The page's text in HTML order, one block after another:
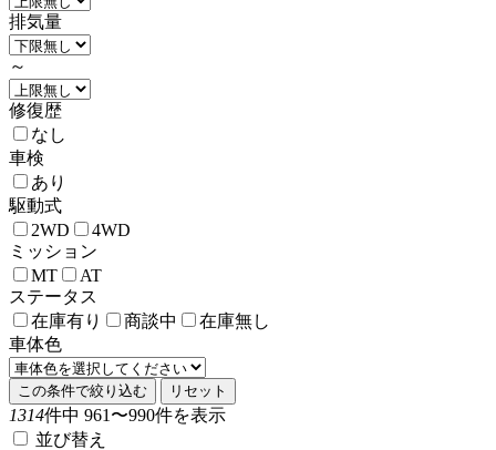
排気量
～
修復歴
なし
車検
あり
駆動式
2WD
4WD
ミッション
MT
AT
ステータス
在庫有り
商談中
在庫無し
車体色
この条件で絞り込む リセット
1314件中 961〜990件を表示
並び替え